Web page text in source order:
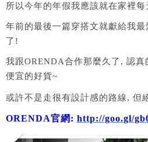
所以今年的年假我應該就在家裡
年前的最後一篇穿搭文就獻給我最
了!
我跟ORENDA合作那麼久了, 認真
便宜的好貨~
或許不是走很有設計感的路線, 但
ORENDA官網: http://goo.gl/